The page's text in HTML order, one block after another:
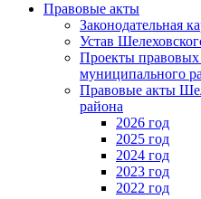
Правовые акты
Законодательная
Устав
Проекты правовых
муниципального
Правовые акты
района
2026 год
2025 год
2024 год
2023 год
2022 год